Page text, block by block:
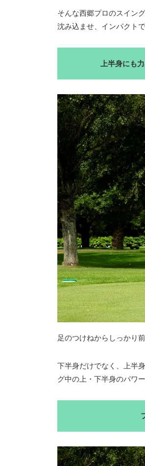
そんな西郷プロのスイン
沈み込ませ、インパクト
上半身にも
足のつけねからしっかり
下半身だけでなく、上半
グ中の上・下半身のパワ